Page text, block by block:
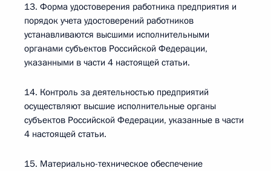
13. Форма удостоверения работника предприятия и
порядок учета удостоверений работников
устанавливаются высшими исполнительными
органами субъектов Российской Федерации,
указанными в части 4 настоящей статьи.
14. Контроль за деятельностью предприятий
осуществляют высшие исполнительные органы
субъектов Российской Федерации, указанные в части
4 настоящей статьи.
15. Материально-техническое обеспечение